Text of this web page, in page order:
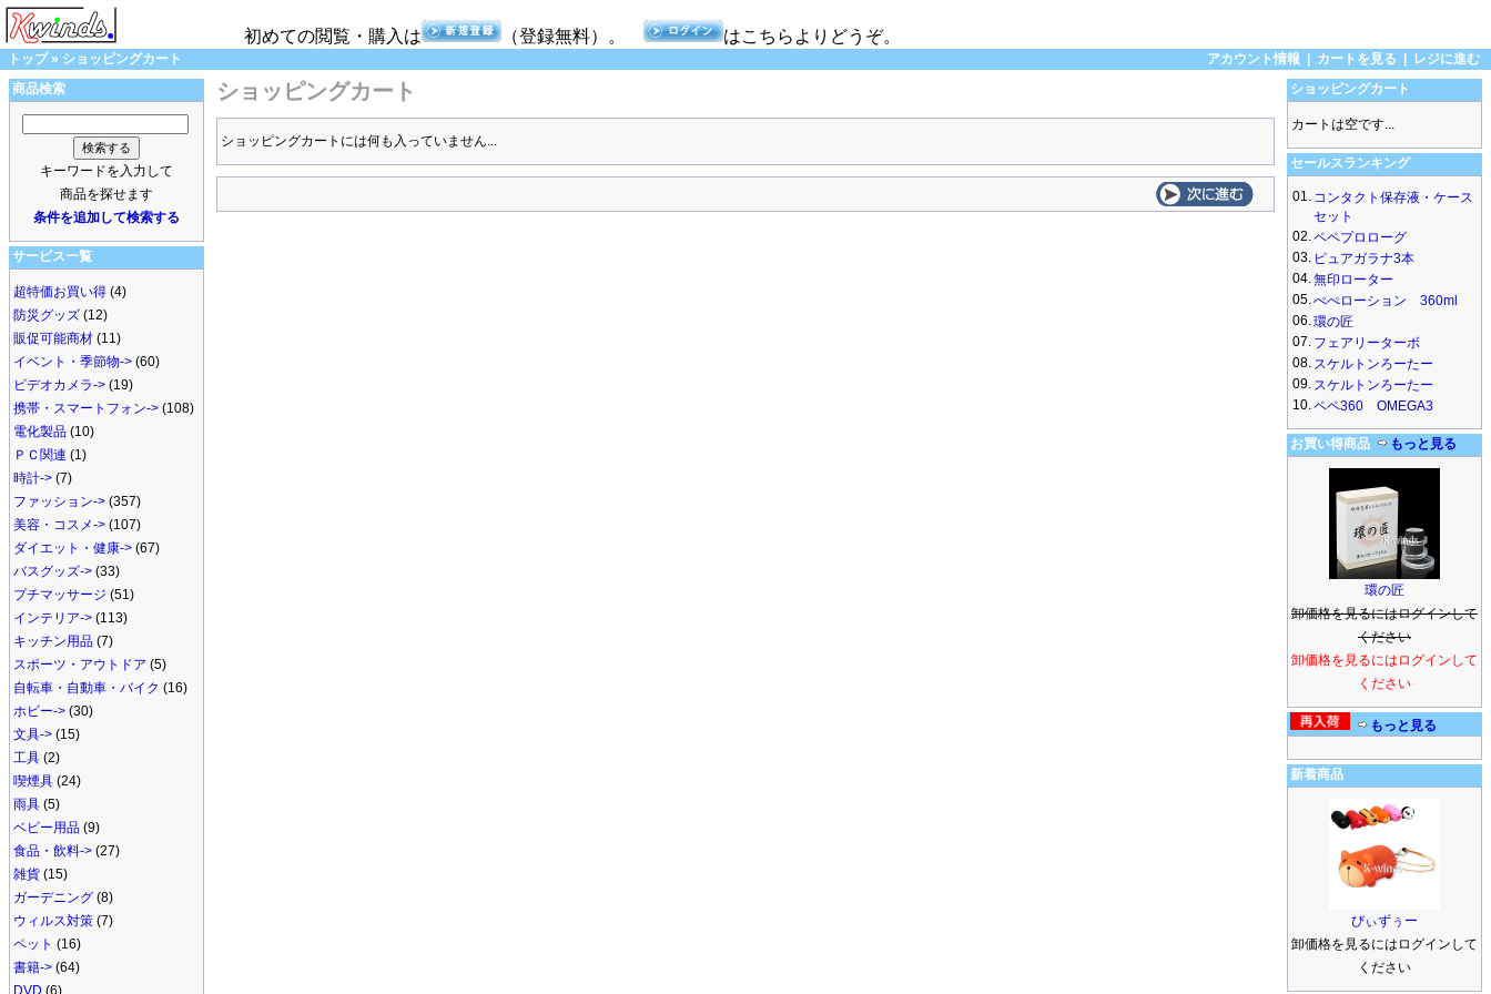
初めての閲覧・購入は （登録無料）。 はこちらよりどうぞ。
トップ» ショッピングカート アカウント情報 カートを見る
レジに進む
商品検索
キーワードを入力して
商品を探せます
条件を追加して検索する
サービス一覧
超特価お買い得 (4)
防災グッズ (12)
販促可能商材 (11)
イベント・季節物-> (60)
ビデオカメラ-> (19)
携帯・スマートフォン-> (108)
電化製品 (10)
ＰＣ関連 (1)
時計-> (7)
ファッション-> (357)
美容・コスメ-> (107)
ダイエット・健康-> (67)
バスグッズ-> (33)
プチマッサージ (51)
インテリア-> (113)
キッチン用品 (7)
スポーツ・アウトドア (5)
自転車・自動車・バイク (16)
ホビー-> (30)
文具-> (15)
工具 (2)
喫煙具 (24)
雨具 (5)
ベビー用品 (9)
食品・飲料-> (27)
雑貨 (15)
ガーデニング (8)
ウィルス対策 (7)
ペット (16)
書籍-> (64)
DVD (6)
ショッピングカート
ショッピングカートには何も入っていません...
ショッピングカート
カートは空です...
セールスランキング
01. コンタクト保存液・ケース
セット
02.ペペプロローグ
03. ピュアガラナ3本
04.無印ローター
05.ぺぺローション 360ml
06.環の匠
07. フェアリーターボ
08. スケルトンろーたー
09. スケルトンろーたー
10.ペペ360 OMEGA3
お買い得商品 もっと見る
環の匠
卸価格を見るにはログインして
ください
卸価格を見るにはログインして
ください
もっと見る
新着商品
びぃずぅー
卸価格を見るにはログインして
ください